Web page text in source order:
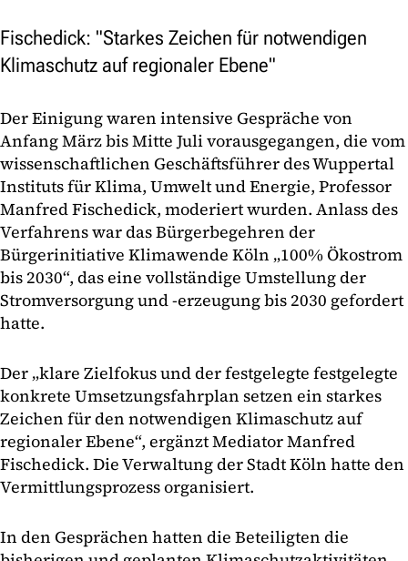
Fischedick: "Starkes Zeichen für notwendigen
Klimaschutz auf regionaler Ebene"
Der Einigung waren intensive Gespräche von
Anfang März bis Mitte Juli vorausgegangen, die vom
wissenschaftlichen Geschäftsführer des Wuppertal
Instituts für Klima, Umwelt und Energie, Professor
Manfred Fischedick, moderiert wurden. Anlass des
Verfahrens war das Bürgerbegehren der
Bürgerinitiative Klimawende Köln „100% Ökostrom
bis 2030“, das eine vollständige Umstellung der
Stromversorgung und -erzeugung bis 2030 gefordert
hatte.
Der „klare Zielfokus und der festgelegte festgelegte
konkrete Umsetzungsfahrplan setzen ein starkes
Zeichen für den notwendigen Klimaschutz auf
regionaler Ebene“, ergänzt Mediator Manfred
Fischedick. Die Verwaltung der Stadt Köln hatte den
Vermittlungsprozess organisiert.
In den Gesprächen hatten die Beteiligten die